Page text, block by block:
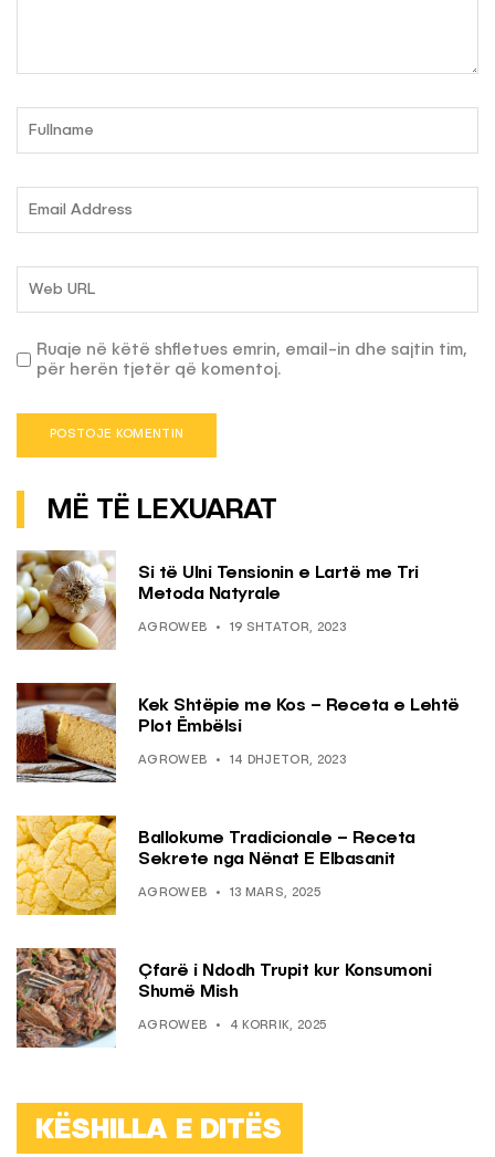
Ruaje në këtë shfletues emrin, email-in dhe sajtin tim,
për herën tjetër që komentoj.
MË TË LEXUARAT
Si të Ulni Tensionin e Lartë me Tri
Metoda Natyrale
AGROWEB 19 SHTATOR, 2023
Kek Shtëpie me Kos – Receta e Lehtë
Plot Ëmbëlsi
AGROWEB 14 DHJETOR, 2023
Ballokume Tradicionale – Receta
Sekrete nga Nënat E Elbasanit
AGROWEB 13 MARS, 2025
Çfarë i Ndodh Trupit kur Konsumoni
Shumë Mish
AGROWEB 4 KORRIK, 2025
KËSHILLA E DITËS